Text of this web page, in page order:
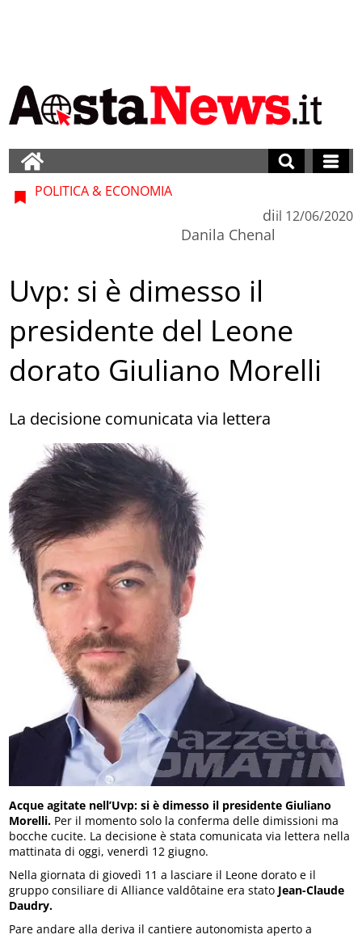
POLITICA & ECONOMIA
di
Danila Chenal
il 12/06/2020
Uvp: si è dimesso il
presidente del Leone
dorato Giuliano Morelli
La decisione comunicata via lettera
Acque agitate nell’Uvp: si è dimesso il presidente Giuliano
Morelli. Per il momento solo la conferma delle dimissioni ma
bocche cucite. La decisione è stata comunicata via lettera nella
mattinata di oggi, venerdì 12 giugno.
Nella giornata di giovedì 11 a lasciare il Leone dorato e il
gruppo consiliare di Alliance valdôtaine era stato Jean-Claude
Daudry.
Pare andare alla deriva il cantiere autonomista aperto a